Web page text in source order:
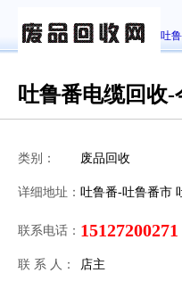
吐
吐鲁番电缆回收
类别： 废品回收
详细地址： 吐鲁番-吐鲁番市
联系电话： 15127200271
联 系 人： 店主